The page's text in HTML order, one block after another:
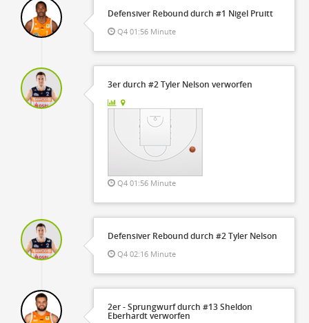
Defensiver Rebound durch #1 Nigel Pruitt
Q4 01:56 Minute
3er durch #2 Tyler Nelson verworfen
Q4 01:56 Minute
Defensiver Rebound durch #2 Tyler Nelson
Q4 02:16 Minute
2er - Sprungwurf durch #13 Sheldon
Eberhardt verworfen